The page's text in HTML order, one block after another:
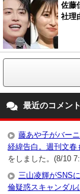
佐藤
社理
最近のコメント
藤あや子がバー
経緯告白。週刊文
をしました。(8/10
三山凌輝がSNS
倫疑惑スキャンダル